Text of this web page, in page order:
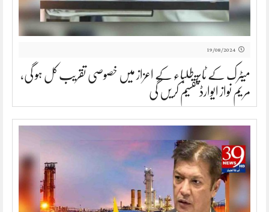
19/08/2024
میٹرک کے ٹاپر طلباء کے اعزاز میں خصوصی تقریب کل ہو گی،
مریم نواز ایوارڈ تقسیم کریں گی